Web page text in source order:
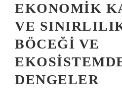
EKONOMIK
VE
BÖCEĞI VE
DENGELER